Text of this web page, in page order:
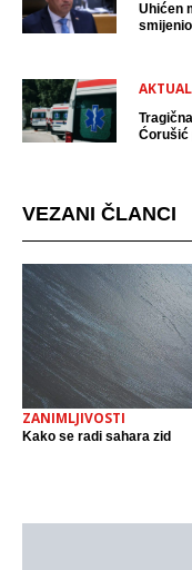
Uhićen
Ćorušić
VEZANI ČLANCI
ZANIMLJIVOSTI
Kako se radi sahara zid